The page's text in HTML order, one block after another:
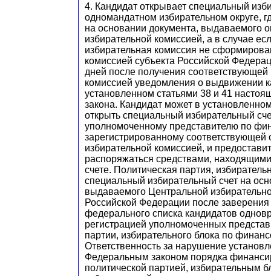
4. Кандидат открывает специальный
одномандатном избирательном округе,
на основании документа, выдаваемого
избирательной комиссией, а в случае
избирательная комиссия не
комиссией субъекта Российской
дней после получения соответствующей
комиссией уведомления о выдвижении
установленном статьями 38 и 41
закона. Кандидат может в
открыть специальный избирательный
уполномоченному представителю по
зарегистрированному соответствующей
избирательной комиссией, и
распоряжаться средствами,
счете. Политическая партия,
специальный избирательный счет на
выдаваемого Центральной
Российской Федерации после
федерального списка кандидатов
регистрацией уполномоченных
партии, избирательного блока по
Ответственность за нарушение
Федеральным законом порядка
политической партией, избирательным